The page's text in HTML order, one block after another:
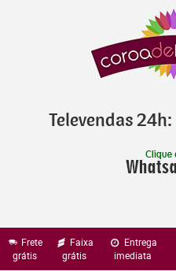
Televendas 24h:
Frete
grátis
Faixa
grátis
Entrega
imediata